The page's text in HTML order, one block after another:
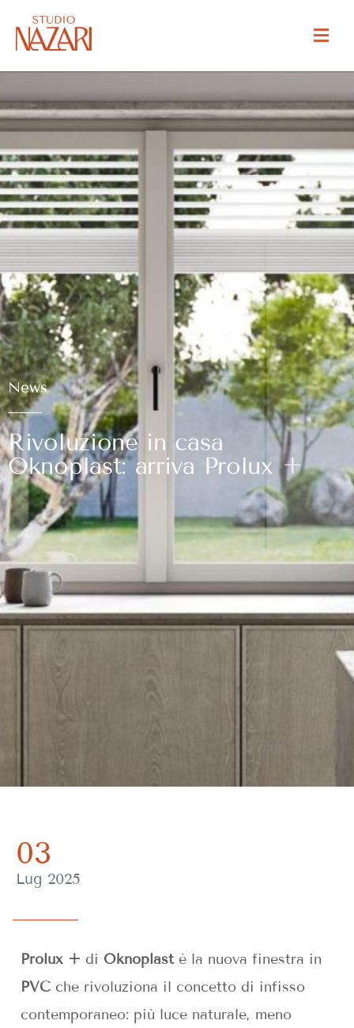
News
Rivoluzione in casa
Oknoplast: arriva Prolux +
03
Lug 2025
Prolux + di Oknoplastè la nuova finestra in
PVC che rivoluziona il concetto di infisso
contemporaneo: più luce naturale, meno